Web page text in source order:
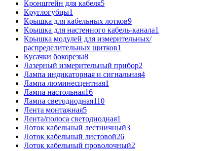
Кронштейн для кабеля5
Круглогубцы1
Крышка для кабельных лотков9
Крышка для настенного кабель-канала1
Крышка модулей для измерительных/
распределительных щитков1
Кусачки бокорезы8
Лазерный измерительный прибор2
Лампа индикаторная и сигнальная4
Лампа люминесцентная1
Лампа настольная16
Лампа светодиодная110
Лента монтажная5
Лента/полоса светодиодная1
Лоток кабельный лестничный3
Лоток кабельный листовой26
Лоток кабельный проволочный2